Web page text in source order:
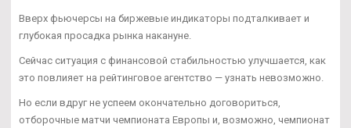
Вверх фьючерсы на биржевые индикаторы подталкивает и
глубокая просадка рынка накануне.
Сейчас ситуация с финансовой стабильностью улучшается, как
это повлияет на рейтинговое агентство — узнать невозможно.
Но если вдруг не успеем окончательно договориться,
отборочные матчи чемпионата Европы и, возможно, чемпионат